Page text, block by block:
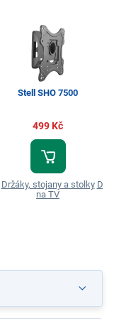
Stell SHO 7500
499 Kč
Držáky, stojany a stolky
na TV